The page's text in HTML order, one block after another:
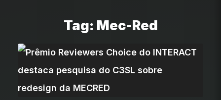
Tag: Mec-Red